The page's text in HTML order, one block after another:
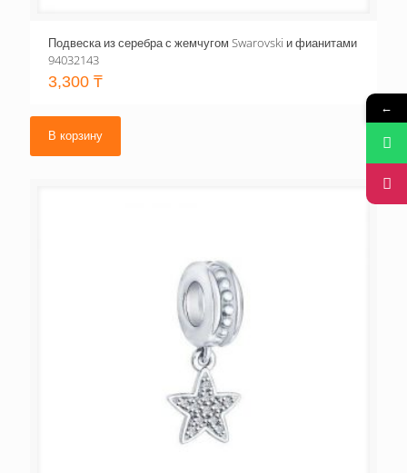
Подвеска из серебра с жемчугом Swarovski и фианитами
94032143
3,300 ₸
В корзину
←